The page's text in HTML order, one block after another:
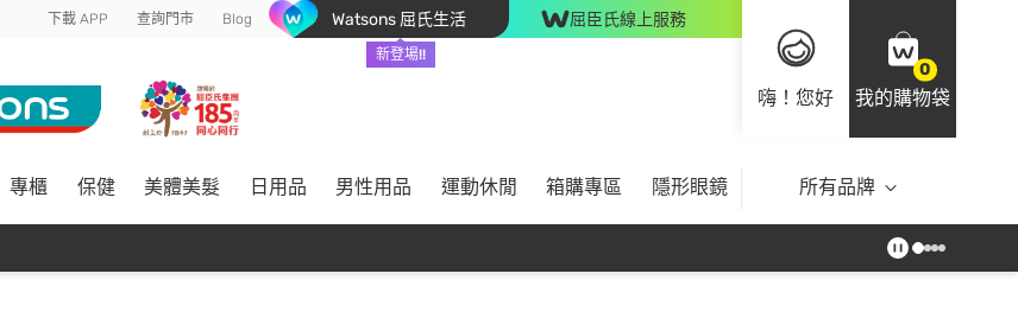
下載 APP 查詢門市 Blog Watsons 屈氏生活
新登場!!
屈臣氏線上服務
嗨！您好
0
我的購物袋
專櫃 保健 美體美髮 日用品 男性用品 運動休閒 箱購專區 隱形眼鏡 所有品牌